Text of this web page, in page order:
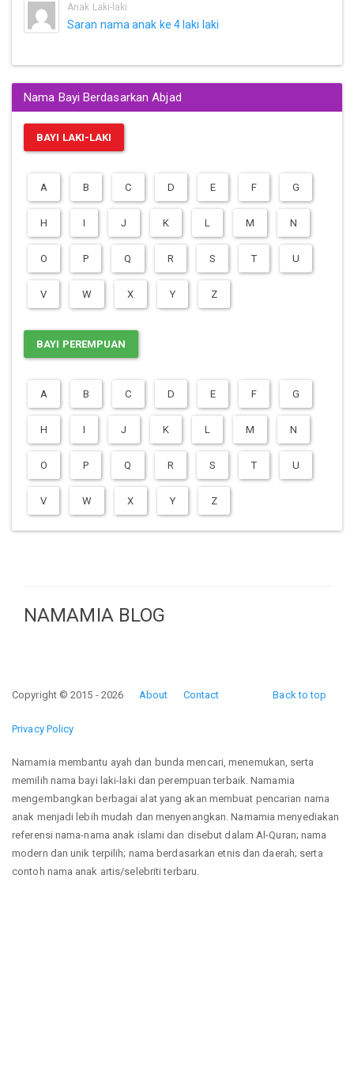
Anak Laki-laki
Saran nama anak ke 4 laki laki
Nama Bayi Berdasarkan Abjad
BAYI LAKI-LAKI
A B C D E F G
H I J K L M N
O P Q R S T U
V W X Y Z
BAYI PEREMPUAN
A B C D E F G
H I J K L M N
O P Q R S T U
V W X Y Z
NAMAMIA BLOG
Back to top
Copyright © 2015 - 2026 About Contact
Privacy Policy
Namamia membantu ayah dan bunda mencari, menemukan, serta
memilih nama bayi laki-laki dan perempuan terbaik. Namamia
mengembangkan berbagai alat yang akan membuat pencarian nama
anak menjadi lebih mudah dan menyenangkan. Namamia menyediakan
referensi nama-nama anak islami dan disebut dalam Al-Quran; nama
modern dan unik terpilih; nama berdasarkan etnis dan daerah; serta
contoh nama anak artis/selebriti terbaru.